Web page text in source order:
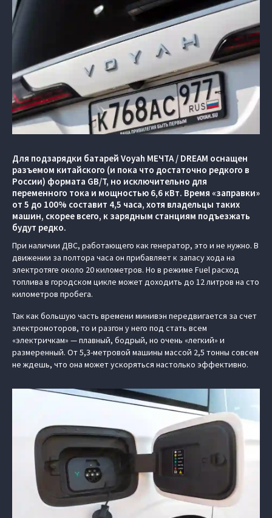
Для подзарядки батарей Voyah МЕЧТА / DREAM оснащен
разъемом китайского (и пока что достаточно редкого в
России) формата GB/T, но исключительно для
переменного тока и мощностью 6,6 кВт. Время «заправки»
от 5 до 100% составит 4,5 часа, хотя владельцы таких
машин, скорее всего, к зарядным станциям подъезжать
будут редко.
При наличии ДВС, работающего как генератор, это и не нужно. В
движении за полтора часа он прибавляет к запасу хода на
электротяге около 20 километров. Но в режиме Fuel расход
топлива в городском цикле может доходить до 12 литров на сто
километров пробега.
Так как большую часть времени минивэн передвигается за счет
электромоторов, то и разгон у него под стать всем
«электричкам» — плавный, бодрый, но очень «легкий» и
размеренный. От 5,3-метровой машины массой 2,5 тонны совсем
не ждешь, что она может ускоряться настолько эффективно.